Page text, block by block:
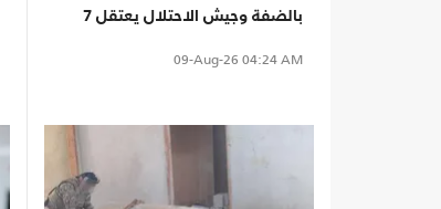
بالضفة وجيش الاحتلال يعتقل 7
09-Aug-26 04:24 AM